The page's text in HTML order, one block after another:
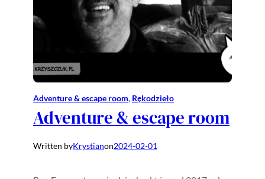
Adventure & escape room, Rękodzieło
Adventure & escape room
Written byKrystianon2024-02-01